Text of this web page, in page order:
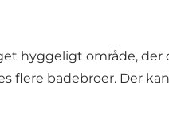
hyggeligt område, der
badebroer. Der